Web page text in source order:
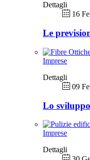
Dettagli
16
Le
Imprese
Dettagli
09
Lo
Imprese
Dettagli